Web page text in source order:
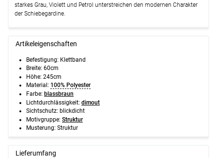
starkes Grau, Violett und Petrol unterstreichen den modernen Charakter
der Schiebegardine.
Artikeleigenschaften
Befestigung: Klettband
Breite: 60cm
Höhe: 245cm
Material: 100% Polyester
Farbe: blassbraun
Lichtdurchlässigkeit: dimout
Sichtschutz: blickdicht
Motivgruppe: Struktur
Musterung: Struktur
Lieferumfang